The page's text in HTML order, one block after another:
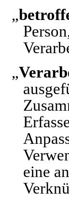
„
„
eine